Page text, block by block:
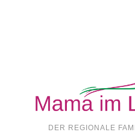
DER REGIONALE